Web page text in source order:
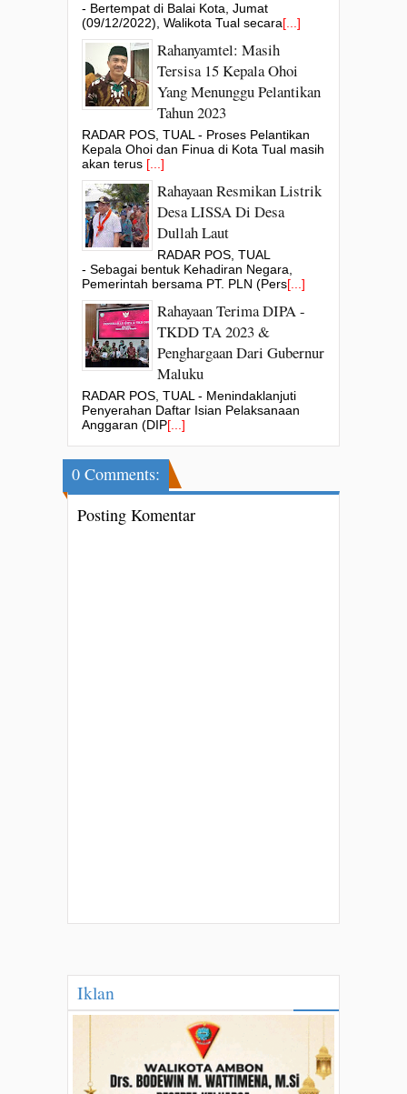
- Bertempat di Balai Kota, Jumat
(09/12/2022), Walikota Tual secara[...]
Rahanyamtel: Masih
Tersisa 15 Kepala Ohoi
Yang Menunggu Pelantikan
Tahun 2023
RADAR POS, TUAL - Proses Pelantikan
Kepala Ohoi dan Finua di Kota Tual masih
akan terus [...]
Rahayaan Resmikan Listrik
Desa LISSA Di Desa
Dullah Laut
RADAR POS, TUAL
- Sebagai bentuk Kehadiran Negara,
Pemerintah bersama PT. PLN (Pers[...]
Rahayaan Terima DIPA -
TKDD TA 2023 &
Penghargaan Dari Gubernur
Maluku
RADAR POS, TUAL - Menindaklanjuti
Penyerahan Daftar Isian Pelaksanaan
Anggaran (DIP[...]
0 Comments:
Posting Komentar
Iklan